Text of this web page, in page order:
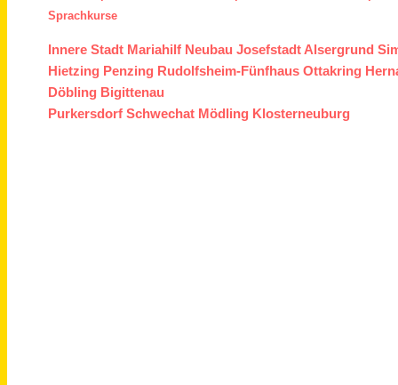
Sprachkurse
Innere Stadt Mariahilf Neubau Josefstadt Alsergrund
Hietzing Penzing Rudolfsheim-Fünfhaus Ottakring
Döbling Bigittenau
Purkersdorf Schwechat Mödling Klosterneuburg